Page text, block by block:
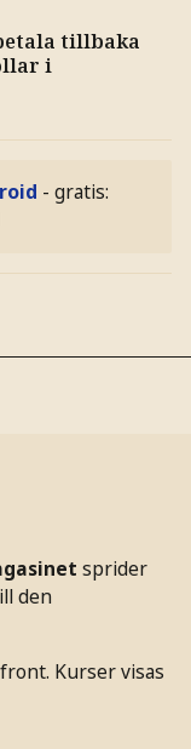
tillbaka
i
- gratis:
sprider
den
Kurser visas